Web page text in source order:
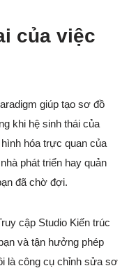
của việc
giúp tạo sơ đồ
khi hệ sinh thái của
hóa trực quan của
phát triển hay quản
đã chờ đợi.
cập Studio Kiến trúc
và tận hưởng phép
là công cụ chỉnh sửa sơ